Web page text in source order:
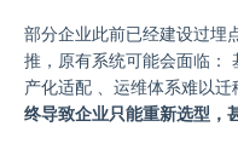
部分企业此前已经建设过埋
推 ， 原有系统可能会面临：
产化适配
运维体系难以迁
终导致企业只能重新选型，